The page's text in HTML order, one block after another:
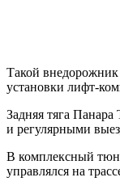
Такой
установки лифт-
Задняя тяга
и регулярными
В комплексный
управлялся на